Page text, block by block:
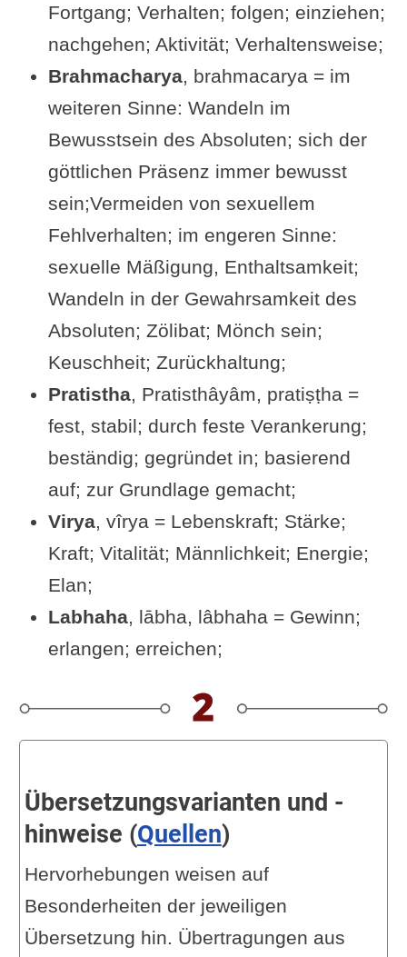
Ständige Selbstreflexion
Magische Kräfte: wie gewonnen,
so wieder loszulassen
Dein Feedback / deine offene
Frage an den Text
Übungsvorschlag zu Sutra II-38
Videos zu Sutra II-38
Beliebt & gut bewertet: Bücher
zum Yogasutra
Alte Schriften auf Yoga-
Welten.de
Fortgang; Verhalten; folgen; einziehen;
nachgehen; Aktivität; Verhaltensweise;
Brahmacharya, brahmacarya = im
weiteren Sinne: Wandeln im
Bewusstsein des Absoluten; sich der
göttlichen Präsenz immer bewusst
sein;Vermeiden von sexuellem
Fehlverhalten; im engeren Sinne:
sexuelle Mäßigung, Enthaltsamkeit;
Wandeln in der Gewahrsamkeit des
Absoluten; Zölibat; Mönch sein;
Keuschheit; Zurückhaltung;
Pratistha, Pratisthâyâm, pratiṣṭha =
fest, stabil; durch feste Verankerung;
beständig; gegründet in; basierend
auf; zur Grundlage gemacht;
Virya, vîrya = Lebenskraft; Stärke;
Kraft; Vitalität; Männlichkeit; Energie;
Elan;
Labhaha, lābha, lâbhaha = Gewinn;
erlangen; erreichen;
Übersetzungsvarianten und -
hinweise (Quellen)
Hervorhebungen weisen auf
Besonderheiten der jeweiligen
Übersetzung hin. Übertragungen aus